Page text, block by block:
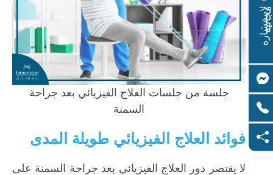
جلسة من جلسات العلاج الفيزيائي بعد جراحة
السمنة
فوائد العلاج الفيزيائي طويلة المدى
لا يقتصر دور العلاج الفيزيائي بعد جراحة السمنة على
ل
ا
س
ت
ش
ا
ر
ة
م
ج
ا
ن
ي
ة